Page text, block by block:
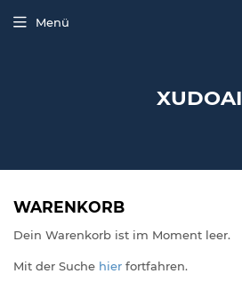
XUDOAI
Menü
WARENKORB
Dein Warenkorb ist im Moment leer.
Mit der Suche hier fortfahren.